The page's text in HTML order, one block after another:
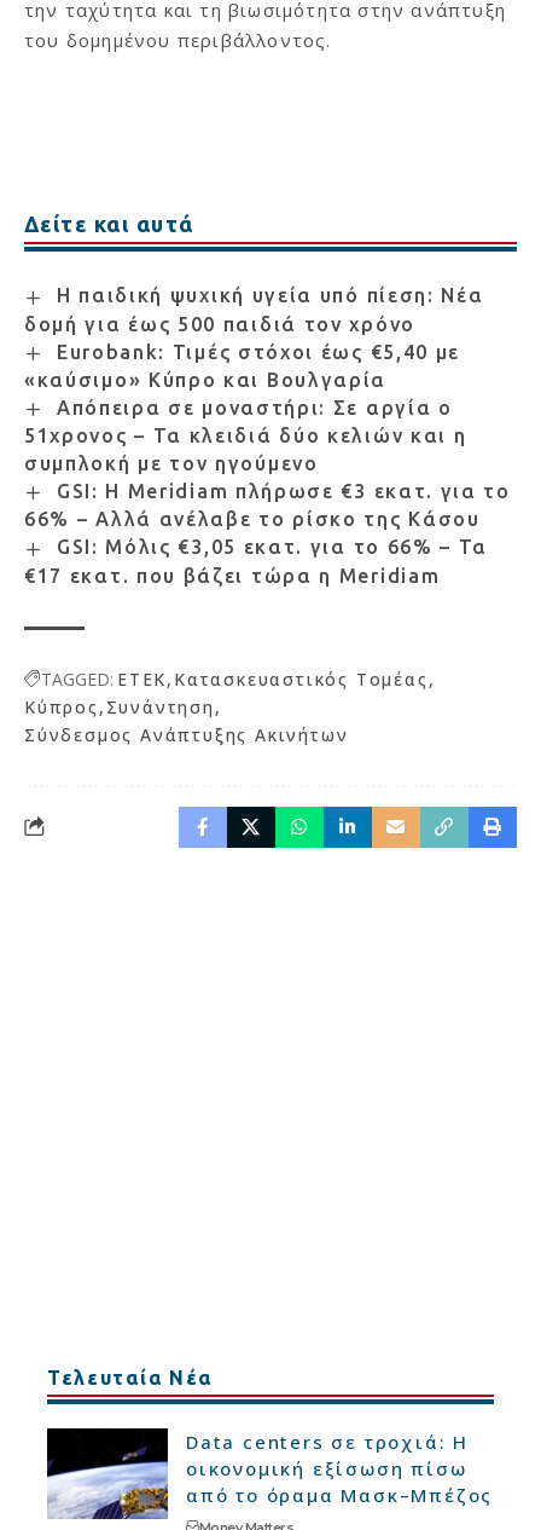
την ταχύτητα και τη βιωσιμότητα στην ανάπτυξη
του δομημένου περιβάλλοντος.
Δείτε και αυτά
Η παιδική ψυχική υγεία υπό πίεση: Νέα
δομή για έως 500 παιδιά τον χρόνο
Eurobank: Τιμές στόχοι έως €5,40 με
«καύσιμο» Κύπρο και Βουλγαρία
Απόπειρα σε μοναστήρι: Σε αργία ο
51χρονος – Τα κλειδιά δύο κελιών και η
συμπλοκή με τον ηγούμενο
GSI: Η Meridiam πλήρωσε €3 εκατ. για το
66% – Αλλά ανέλαβε το ρίσκο της Κάσου
GSI: Μόλις €3,05 εκατ. για το 66% – Τα
€17 εκατ. που βάζει τώρα η Meridiam
TAGGED: ΕΤΕΚ Κατασκευαστικός Τομέας
Κύπρος Συνάντηση
Σύνδεσμος Ανάπτυξης Ακινήτων
Τελευταία Νέα
Data centers σε τροχιά: Η
οικονομική εξίσωση πίσω
από το όραμα Μασκ–Μπέζος